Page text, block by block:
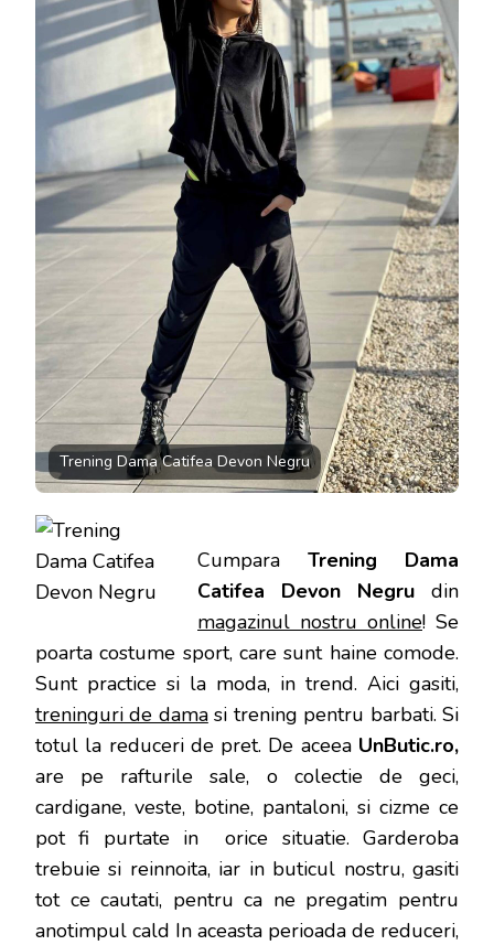
Trening Dama Catifea Devon Negru
Cumpara Trening Dama
Catifea Devon Negru din
magazinul nostru online! Se
poarta costume sport, care sunt haine comode.
Sunt practice si la moda, in trend. Aici gasiti,
treninguri de damasi trening pentru barbati. Si
totul la reduceri de pret. De aceea UnButic.ro,
are pe rafturile sale, o colectie de geci,
cardigane, veste, botine, pantaloni, si cizme ce
pot fi purtate in orice situatie. Garderoba
trebuie si reinnoita, iar in buticul nostru, gasiti
tot ce cautati, pentru ca ne pregatim pentru
anotimpul cald In aceasta perioada de reduceri,